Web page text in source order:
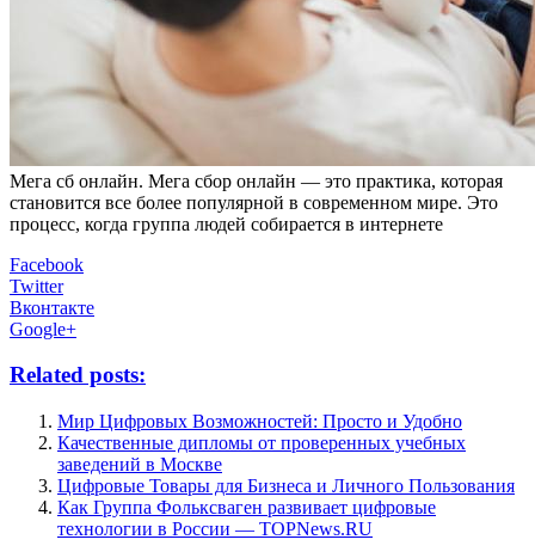
Мeгa сб oнлaйн. Мега сбор онлайн — это практика, которая
становится все более популярной в современном мире. Это
процесс, когда группа людей собирается в интернете
Facebook
Twitter
Вконтакте
Google+
Related posts:
Мир Цифровых Возможностей: Просто и Удобно
Качественные дипломы от проверенных учебных
заведений в Москве
Цифровые Товары для Бизнеса и Личного Пользования
Как Группа Фольксваген развивает цифровые
технологии в России — TOPNews.RU